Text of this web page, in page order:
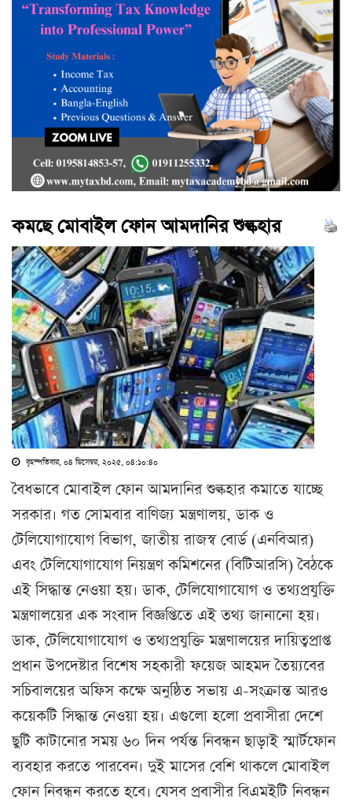
কমছে মোবাইল ফোন আমদানির শুল্কহার
বৃহস্পতিবার, ০৪ ডিসেম্বর, ২০২৫, ০৪:১০:৪০
বৈধভাবে মোবাইল ফোন আমদানির শুল্কহার কমাতে যাচ্ছে
সরকার। গত সোমবার বাণিজ্য মন্ত্রণালয়, ডাক ও
টেলিযোগাযোগ বিভাগ, জাতীয় রাজস্ব বোর্ড (এনবিআর)
এবং টেলিযোগাযোগ নিয়ন্ত্রণ কমিশনের (বিটিআরসি) বৈঠকে
এই সিদ্ধান্ত নেওয়া হয়। ডাক, টেলিযোগাযোগ ও তথ্যপ্রযুক্তি
মন্ত্রণালয়ের এক সংবাদ বিজ্ঞপ্তিতে এই তথ্য জানানো হয়।
ডাক, টেলিযোগাযোগ ও তথ্যপ্রযুক্তি মন্ত্রণালয়ের দায়িত্বপ্রাপ্ত
প্রধান উপদেষ্টার বিশেষ সহকারী ফয়েজ আহমদ তৈয়্যবের
সচিবালয়ের অফিস কক্ষে অনুষ্ঠিত সভায় এ-সংক্রান্ত আরও
কয়েকটি সিদ্ধান্ত নেওয়া হয়। এগুলো হলো প্রবাসীরা দেশে
ছুটি কাটানোর সময় ৬০ দিন পর্যন্ত নিবন্ধন ছাড়াই স্মার্টফোন
ব্যবহার করতে পারবেন। দুই মাসের বেশি থাকলে মোবাইল
ফোন নিবন্ধন করতে হবে। যেসব প্রবাসীর বিএমইটি নিবন্ধন